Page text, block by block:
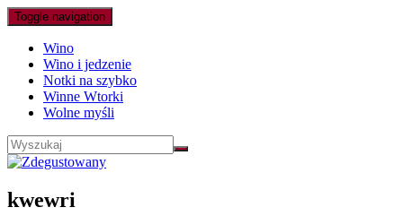
Toggle navigation
Wino
Wino i jedzenie
Notki na szybko
Winne Wtorki
Wolne myśli
kwewri